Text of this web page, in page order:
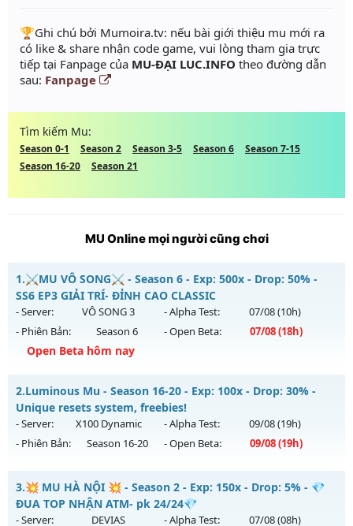
️🏆Ghi chú bởi Mumoira.tv: nếu bài giới thiệu mu mới ra
có like & share nhận code game, vui lòng tham gia trực
tiếp tại Fanpage của MU-ĐẠI LUC.INFO theo đường dẫn
sau: Fanpage
Tìm kiếm Mu:
Season 0-1 Season 2 Season 3-5 Season 6
Season 7-15
Season 16-20
Season 21
MU Online mọi người cũng chơi
1.⚔️MU VÔ SONG⚔️ - Season 6 - Exp: 500x - Drop: 50% -
SS6 EP3 GIẢI TRÍ- ĐỈNH CAO CLASSIC
- Server: VÔ SONG 3 - Alpha Test: 07/08(10h)
- Phiên Bản:
Season 6 - Open Beta: 07/08(18h)
Open Beta hôm nay
⚔️MU VÔ SONG⚔️ - SS6 EP3 GIẢI TRÍ- ĐỈNH CAO CLASSIC
Mu mới ra tháng 08 2026 - Mở máy chủ
ngày 07/08/2626
Exp: 500x - Drop: 50%
Thể loại: Mu Nguyên bản Webzen
Antihack: MU8X
2.Luminous Mu - Season 16-20 - Exp: 100x - Drop: 30% -
Unique resets system, freebies!
- Server: X100 Dynamic - Alpha Test: 09/08(19h)
- Phiên Bản:
Season 16-20 - Open Beta: 09/08(19h)
Luminous Mu - Unique resets system, freebies!
Mu mới ra tháng 08 2026 - Mở máy chủ
19h ngày 09/08/2626
3.💥 MU HÀ NỘI 💥 - Season 2 - Exp: 150x - Drop: 5% - 💎
ĐUA TOP NHẬN ATM- pk 24/24💎
- Server: DEVIAS - Alpha Test: 07/08(08h)